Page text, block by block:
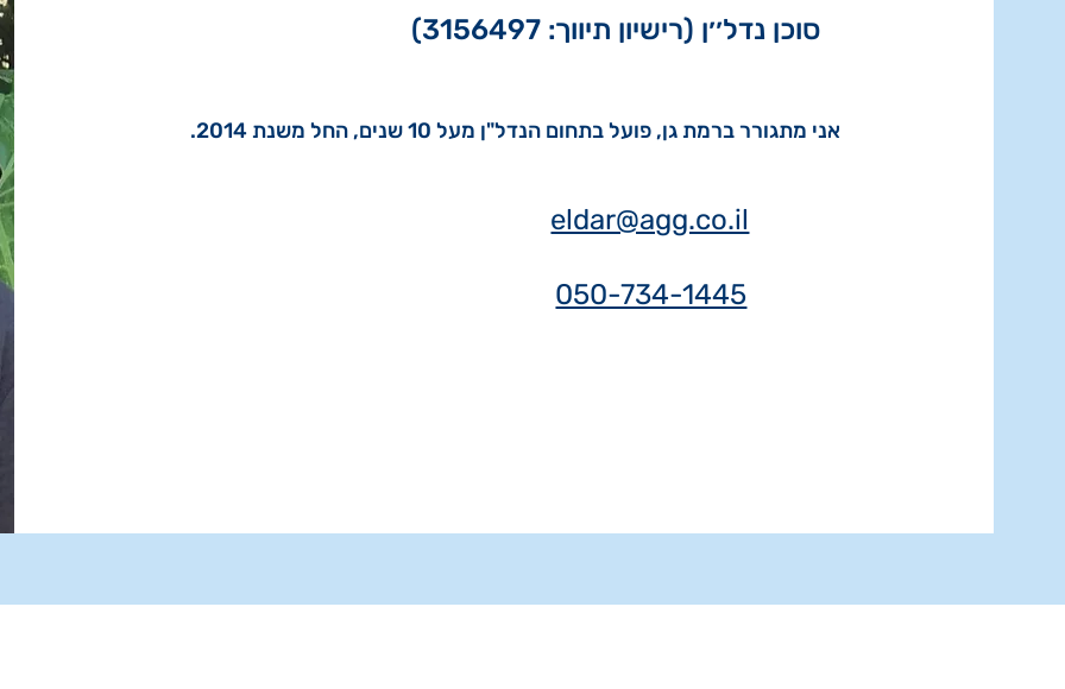
סוכן נדל׳׳ן (רישיון תיווך: 3156497)
אני מתגורר ברמת גן, פועל בתחום הנדל"ן מעל 10 שנים, החל משנת 2014.
eldar@agg.co.il
050-734-1445